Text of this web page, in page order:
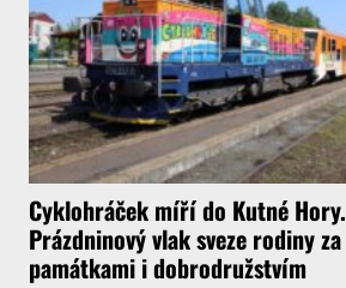
Cyklohráček míří do Kutné Hory.
Prázdninový vlak sveze rodiny za
památkami i dobrodružstvím